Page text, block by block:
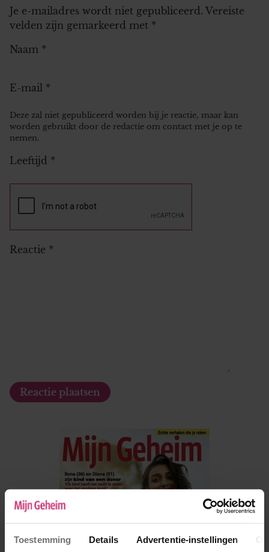
Toestemming Details Advertentie-instellingen
Je e-mailadres wordt niet gepubliceerd. Vereiste
velden zijn gemarkeerd met *
Naam *
E-mail *
Deze zal niet gepubliceerd worden bij je reactie, maar kan
worden gebruikt door de redactie om contact met je op te
nemen.
Leeftijd *
Reactie *